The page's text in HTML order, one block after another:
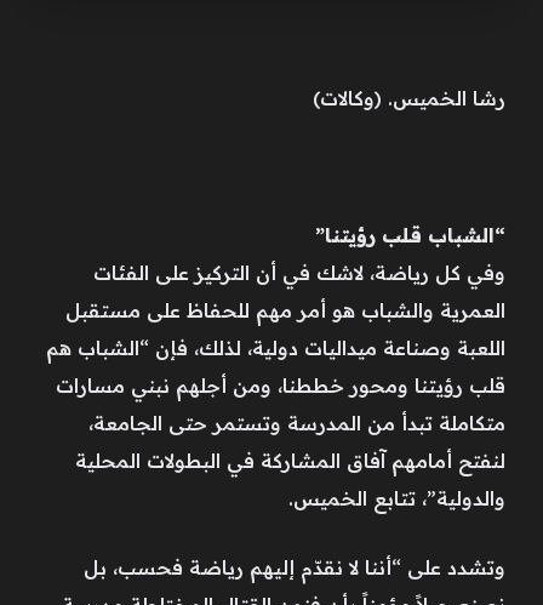
رشا الخميس. (وكالات)
“الشباب قلب رؤيتنا”
وفي كل رياضة، لاشك في أن التركيز على الفئات
العمرية والشباب هو أمر مهم للحفاظ على مستقبل
اللعبة وصناعة ميداليات دولية، لذلك، فإن “الشباب هم
قلب رؤيتنا ومحور خططنا، ومن أجلهم نبني مسارات
متكاملة تبدأ من المدرسة وتستمر حتى الجامعة،
لنفتح أمامهم آفاق المشاركة في البطولات المحلية
والدولية”، تتابع الخميس.
وتشدد على “أننا لا نقدّم إليهم رياضة فحسب، بل